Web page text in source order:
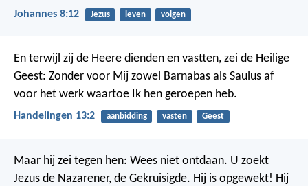
Johannes 8:12 Jezus leven volgen
En terwijl zij de Heere dienden en vastten, zei de Heilige
Geest: Zonder voor Mij zowel Barnabas als Saulus af
voor het werk waartoe Ik hen geroepen heb.
Handelingen 13:2 aanbidding vasten Geest
Maar hij zei tegen hen: Wees niet ontdaan. U zoekt
Jezus de Nazarener, de Gekruisigde. Hij is opgewekt! Hij